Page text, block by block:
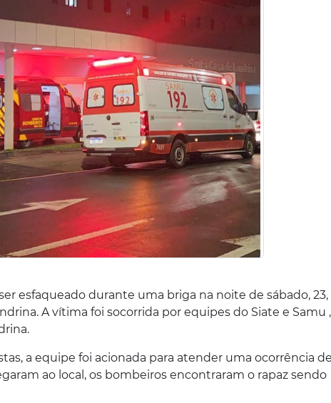
esfaqueado durante uma briga na noite de sábado, 23,
A vítima foi socorrida por equipes do Siate e Samu
a equipe foi acionada para atender uma ocorrência de
ao local, os bombeiros encontraram o rapaz sendo